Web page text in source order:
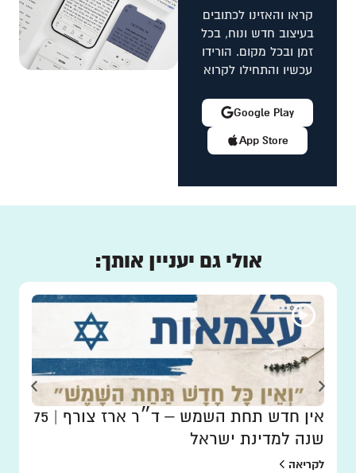
קראו והאזינו לכתובים
בעיצוב חדש ונוח, בכל
זמן ובכל מקום. הורידו
עכשיו והתחילו לקרוא
App Store
Google Play
אולי גם יעניין אותך:
אין חדש תחת השמש – ד״ר ארז צורף | 75
שנה למדינת ישראל
לקריאה